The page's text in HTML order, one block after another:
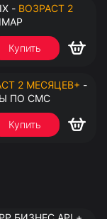
- ВОЗРАСТ 2
Купить
2 МЕСЯЦЕВ+ -
ПО СМС
Купить